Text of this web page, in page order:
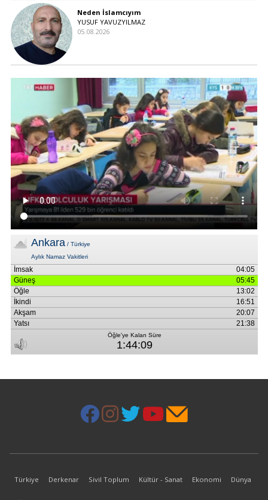
Neden İslamcıyım
YUSUF YAVUZYILMAZ
05.08.2026
Türkiye Derkenar Sivil Toplum Kültür - Sanat Ekonomi Dünya